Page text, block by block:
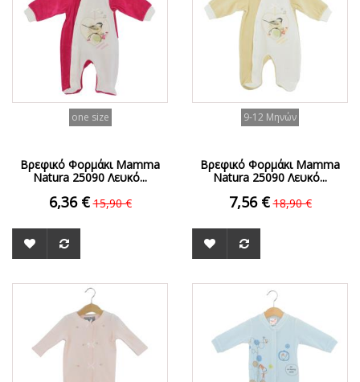
one size
Βρεφικό Φορμάκι Mamma
Natura 25090 Λευκό...
6,36 € 15,90 €
9-12 Μηνών
Βρεφικό Φορμάκι Mamma
Natura 25090 Λευκό...
7,56 € 18,90 €